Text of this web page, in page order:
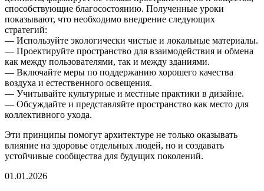
способствующие благосостоянию. Полученные уроки
показывают, что необходимо внедрение следующих
стратегий:
— Используйте экологически чистые и локальные материалы.
— Проектируйте пространство для взаимодействия и обмена
как между пользователями, так и между зданиями.
— Включайте меры по поддержанию хорошего качества
воздуха и естественного освещения.
— Учитывайте культурные и местные практики в дизайне.
— Обсуждайте и представляйте пространство как место для
коллективного ухода.
Эти принципы помогут архитектуре не только оказывать
влияние на здоровье отдельных людей, но и создавать
устойчивые сообщества для будущих поколений.
01.01.2026